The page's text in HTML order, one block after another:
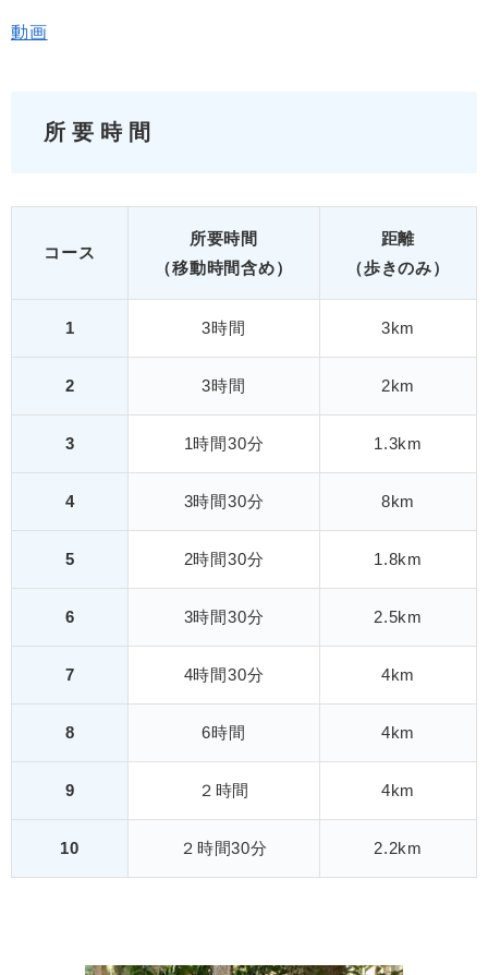
動画
所要時間
コース
所要時間
（移動時間含め）
距離
（歩きのみ）
1 3時間 3km
2 3時間 2km
3 1時間30分 1.3km
4 3時間30分 8km
5 2時間30分 1.8km
6 3時間30分 2.5km
7 4時間30分 4km
8 6時間 4km
9 ２時間 4km
10 ２時間30分 2.2km